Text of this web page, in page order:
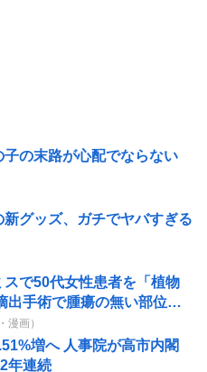
子の末路が心配でならない
新グッズ、ガチでヤバすぎる
で50代女性患者を「植物
出手術で腫瘍の無い部位を
漫画）
増へ 人事院が高市内閣
年連続